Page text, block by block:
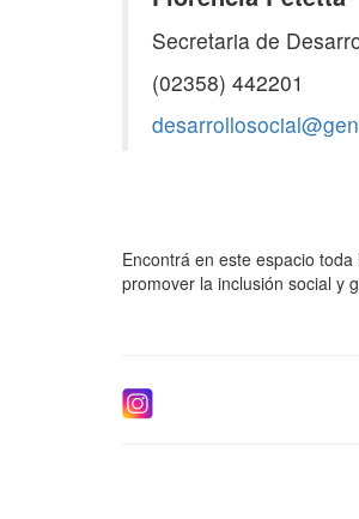
Secretaria de
(02358) 442201
Encontrá en este espacio
promover la inclusión social y